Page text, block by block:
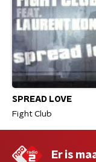
SPREAD LOVE
Fight Club
Er is